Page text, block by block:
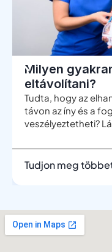
Milyen
eltávolítani?
Tudta, hogy az
távon az íny és a
veszélyeztetheti?
Tudjon meg